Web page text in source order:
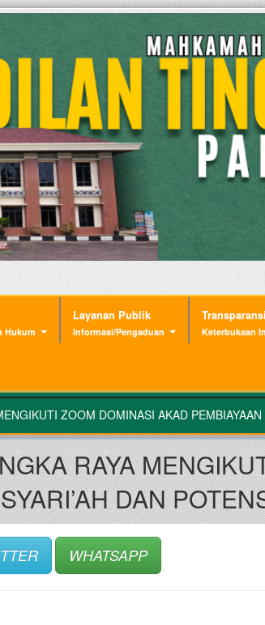
Hukum
Layanan Publik
Informasi/Pengaduan
Transparansi
Keterbukaan
ZOOM DOMINASI AKAD PEMBIAYAAN
RAYA
DAN
WHATSAPP